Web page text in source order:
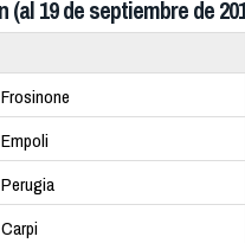
(al 19 de septiembre de
Frosinone
Empoli
Perugia
Carpi